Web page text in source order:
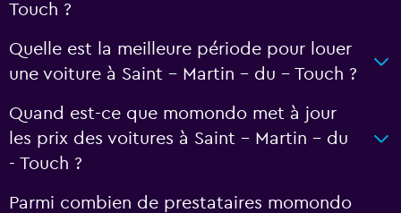
Touch ?
Quelle est la meilleure période pour louer
une voiture à Saint - Martin - du - Touch ?
Quand est-ce que momondo met à jour
les prix des voitures à Saint - Martin - du
- Touch ?
Parmi combien de prestataires momondo